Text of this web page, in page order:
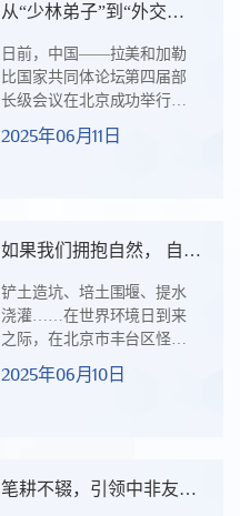
写家书。会议室的木纹长桌
上，一封封学员家书被贴上
《丝绸之路（三）》文物邮
票。图1：学员们撰写的丝路
画"纪念邮票时，似乎读懂了
从“少林弟子”到“外交使
日前，中国——拉美和加勒
比国家共同体论坛第四届部
长级会议在北京成功举行，
会议发出团结协作共迎挑战
的“中拉声音”。5月15日，商
采访时表示：“‘五大工程’为
拉中关系开辟新的发展空间
带来巨大的增长预期，我们
的合作是建立在友谊基础上
的合作模式。”瓦纳库尼接受
出的外交生涯外，亦拥有两
2025年06月11日
如果我们拥抱自然， 自然
铲土造坑、培土围堰、提水
浇灌……在世界环境日到来
之际，在北京市丰台区怪村
郊野公园内，一群中外青年
热火朝天地忙碌着，他们种
盎然。参加这次“中外青年友
谊林”植树活动的外国青年，
2025年06月10日
笔耕不辍，引领中非友谊